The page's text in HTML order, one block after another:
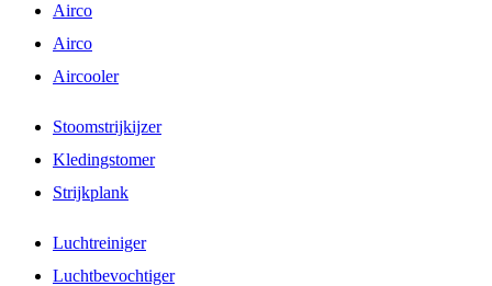
Airco
Airco
Aircooler
Stoomstrijkijzer
Kledingstomer
Strijkplank
Luchtreiniger
Luchtbevochtiger